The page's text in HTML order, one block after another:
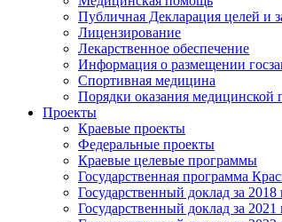
Публичная Декларация целей и
Лицензирование
Лекарственное обеспечение
Информация о размещении
Спортивная медицина
Порядки оказания медицинской
Проекты
Краевые проекты
Федеральные проекты
Краевые целевые программы
Государственная программа
Государственный доклад за 2018
Государственный доклад за 2021